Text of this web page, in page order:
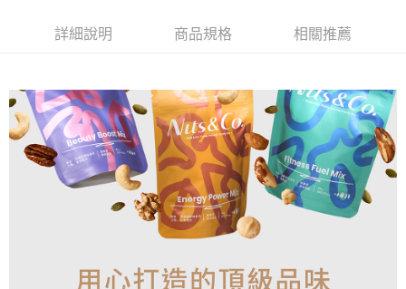
7-11取貨付款
每筆NT$60，滿NT$600(含以上)免運費
付款後7-11取貨
每筆NT$60，滿NT$600(含以上)免運費
詳細說明 商品規格 相關推薦